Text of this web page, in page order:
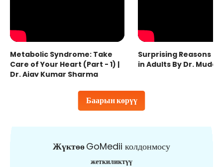
Баарын көрүү
Metabolic Syndrome: Take
Care of Your Heart (Part - 1) |
Dr. Ajay Kumar Sharma
Surprising Reasons
in Adults By Dr.
ЖүктөөGoMedii колдонмосу
жеткиликтүү